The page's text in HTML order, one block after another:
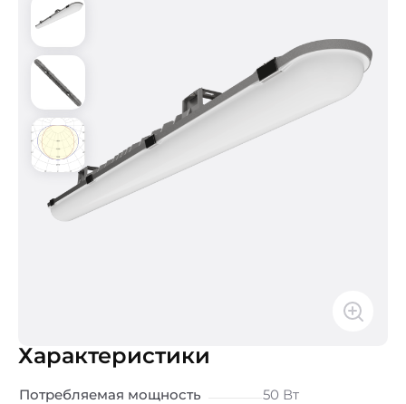
Характеристики
Потребляемая мощность
50 Вт